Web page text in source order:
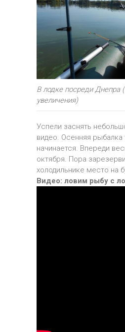
В лодке посреди Днепра
увеличения)
Успели заснять
видео. Осенняя рыбалка
начинается. Впереди
октября. Пора
холодильнике место на
Видео: ловим рыбу с